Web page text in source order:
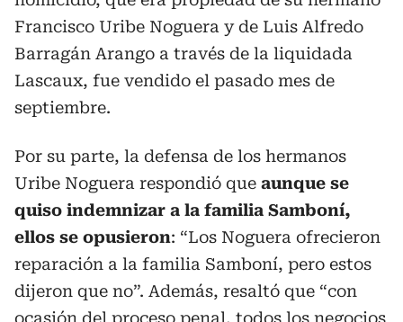
Francisco Uribe Noguera y de Luis Alfredo
Barragán Arango a través de la liquidada
Lascaux, fue vendido el pasado mes de
septiembre.
Por su parte, la defensa de los hermanos
Uribe Noguera respondió que aunque se
quiso indemnizar a la familia Samboní,
ellos se opusieron: “Los Noguera ofrecieron
reparación a la familia Samboní, pero estos
dijeron que no”. Además, resaltó que “con
ocasión del proceso penal, todos los negocios